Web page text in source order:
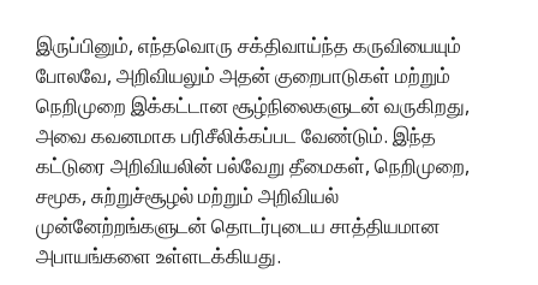
இருப்பினும், எந்தவொரு சக்திவாய்ந்த கருவியையும்
போலவே, அறிவியலும் அதன் குறைபாடுகள் மற்றும்
நெறிமுறை இக்கட்டான சூழ்நிலைகளுடன் வருகிறது,
அவை கவனமாக பரிசீலிக்கப்பட வேண்டும். இந்த
கட்டுரை அறிவியலின் பல்வேறு தீமைகள், நெறிமுறை,
சமூக, சுற்றுச்சூழல் மற்றும் அறிவியல்
முன்னேற்றங்களுடன் தொடர்புடைய சாத்தியமான
அபாயங்களை உள்ளடக்கியது.